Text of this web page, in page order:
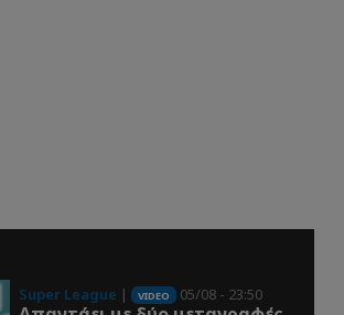
Super League | VIDEO 05/08 - 23:50